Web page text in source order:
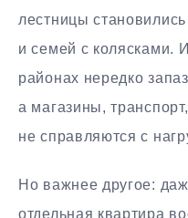
лестницы
и семей с колясками.
районах нередко
а магазины,
не справляются с
Но важнее другое:
отдельная квартира